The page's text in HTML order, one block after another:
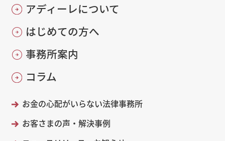
アディーレについて
はじめての方へ
事務所案内
コラム
お金の心配がいらない法律事務所
お客さまの声・解決事例